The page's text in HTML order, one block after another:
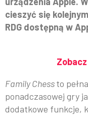
cieszyć się
RDG dostępną w
Family Chessto
ponadczasowej gry
dodatkowe funkcje,